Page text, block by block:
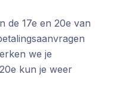
de 17e en 20e van
we je
kun je weer